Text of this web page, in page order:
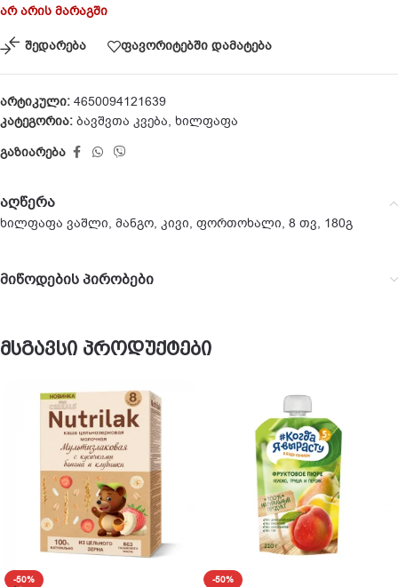
არ არის მარაგში
შედარება ფავორიტებში დამატება
არტიკული: 4650094121639
კატეგორია: ბავშვთა კვება, ხილფაფა
გაზიარება
აღწერა
ხილფაფა ვაშლი, მანგო, კივი, ფორთოხალი, 8 თვ, 180გ
მიწოდების პირობები
მსგავსი პროდუქტები
-50% -50%